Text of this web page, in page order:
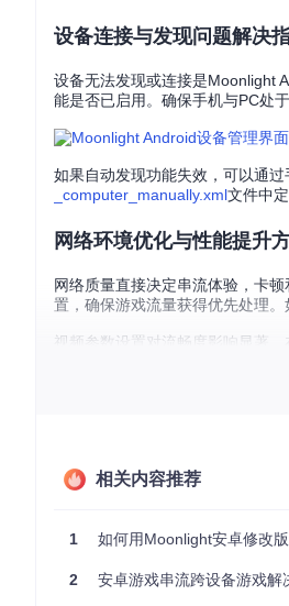
设备连接与发现问题解决
设备无法发现或连接是Moonlight
能是否已启用。确保手机与PC处
如果自动发现功能失效，可以通
_computer_manually.xml文件中
网络环境优化与性能提升
网络质量直接决定串流体验，卡
置，确保游戏流量获得优先处理
视频参数设置对流畅度影响显著
置为30FPS，并适当减少比特率
不同设备的硬件性能差异会导致
游戏手柄连接问题通常可以通过
相关内容推荐
1 如何用Moonlight安卓修改版实
2 安卓游戏串流跨设备游戏解决